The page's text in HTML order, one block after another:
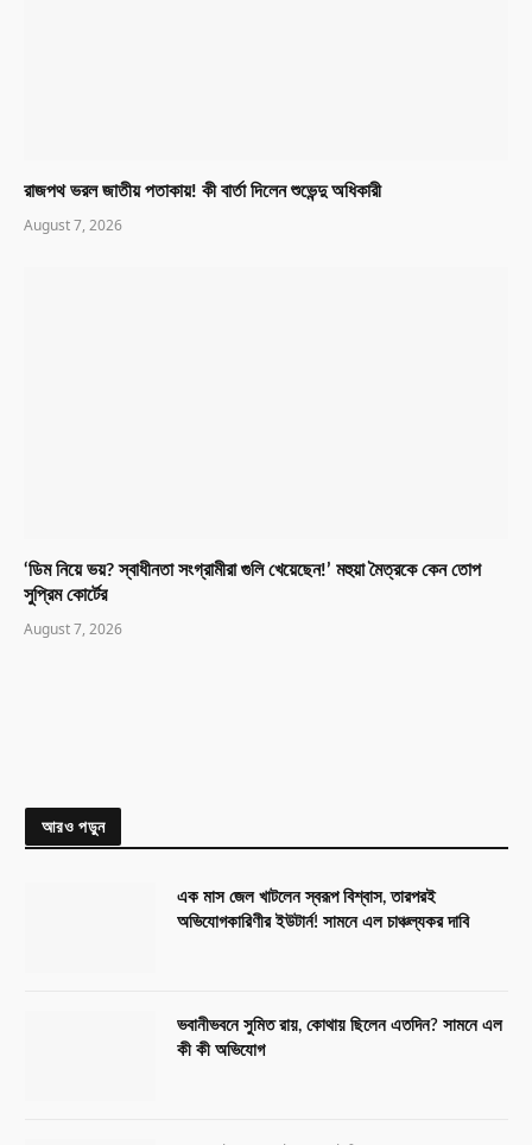
রাজপথ ভরল জাতীয় পতাকায়! কী বার্তা দিলেন শুভেন্দু অধিকারী
August 7, 2026
‘ডিম নিয়ে ভয়? স্বাধীনতা সংগ্রামীরা গুলি খেয়েছেন!’ মহুয়া মৈত্রকে কেন তোপ
সুপ্রিম কোর্টের
August 7, 2026
আরও পড়ুন
এক মাস জেল খাটলেন স্বরূপ বিশ্বাস, তারপরই
অভিযোগকারিণীর ইউটার্ন! সামনে এল চাঞ্চল্যকর দাবি
ভবানীভবনে সুমিত রায়, কোথায় ছিলেন এতদিন? সামনে এল
কী কী অভিযোগ